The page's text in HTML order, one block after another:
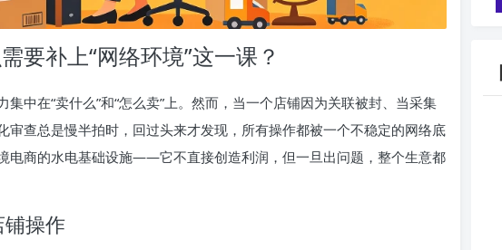
要补上“网络环境”这一课？
中在“卖什么”和“怎么卖”上。然而，当一个店铺因为关联被封、当采集
审查总是慢半拍时，回过头来才发现，所有操作都被一个不稳定的网络底
电商的水电基础设施——它不直接创造利润，但一旦出问题，整个生意都
操作